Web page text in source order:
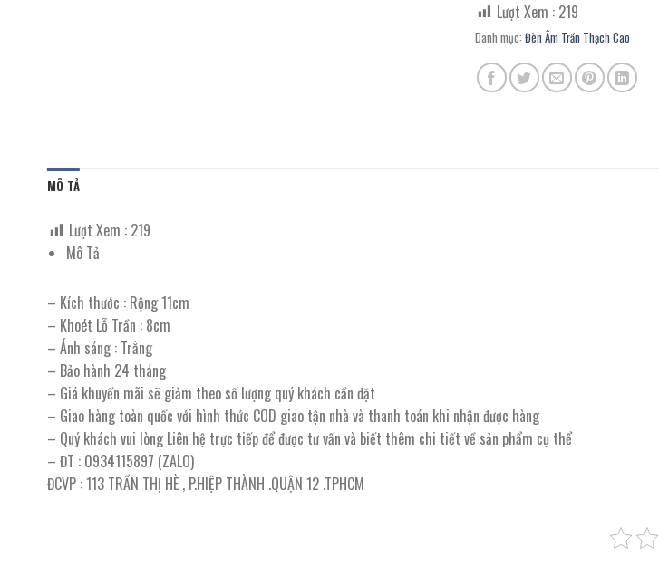
Lượt Xem : 219
Danh mục: Đèn Âm Trần Thạch Cao
MÔ TẢ
Lượt Xem : 219
Mô Tả
– Kích thước : Rộng 11cm
– Khoét Lỗ Trần : 8cm
– Ánh sáng : Trắng
– Bảo hành 24 tháng
– Giá khuyến mãi sẽ giảm theo số lượng quý khách cần đặt
– Giao hàng toàn quốc với hình thức COD giao tận nhà và thanh toán khi nhận được hàng
– Quý khách vui lòng Liên hệ trực tiếp để được tư vấn và biết thêm chi tiết về sản phẩm cụ thể
– ĐT : 0934115897 (ZALO)
ĐCVP : 113 TRẦN THỊ HÈ , P.HIỆP THÀNH .QUẬN 12 .TPHCM